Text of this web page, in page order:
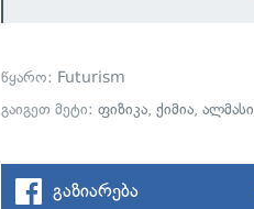
წყარო: Futurism
გაიგეთ მეტი:ფიზიკა,ქიმია,ალმასი
გაზიარება